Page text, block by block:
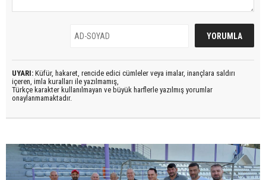
UYARI: Küfür, hakaret, rencide edici cümleler veya imalar, inançlara saldırı
içeren, imla kuralları ile yazılmamış,
Türkçe karakter kullanılmayan ve büyük harflerle yazılmış yorumlar
onaylanmamaktadır.